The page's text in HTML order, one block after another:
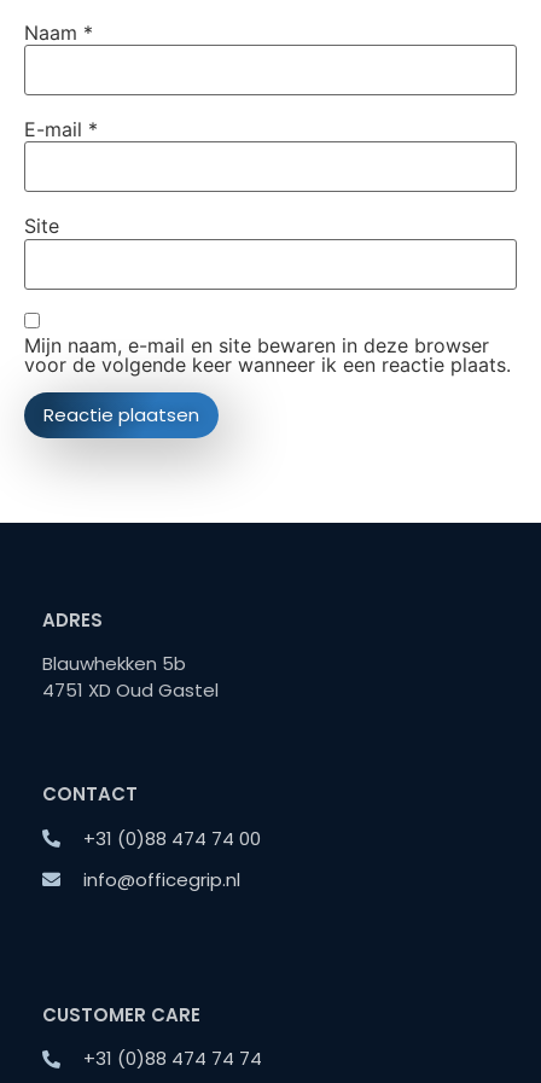
Naam *
E-mail *
Site
Mijn naam, e-mail en site bewaren in deze browser
voor de volgende keer wanneer ik een reactie plaats.
ADRES
Blauwhekken 5b
4751 XD Oud Gastel
CONTACT
+31 (0)88 474 74 00
info@officegrip.nl
CUSTOMER CARE
+31 (0)88 474 74 74